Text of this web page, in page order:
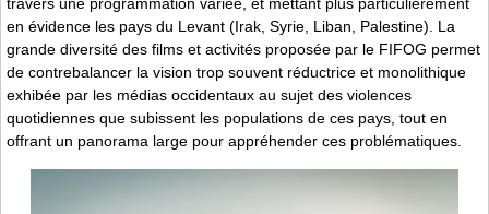
travers une programmation variée, et mettant plus particulièrement
en évidence les pays du Levant (Irak, Syrie, Liban, Palestine). La
grande diversité des films et activités proposée par le FIFOG permet
de contrebalancer la vision trop souvent réductrice et monolithique
exhibée par les médias occidentaux au sujet des violences
quotidiennes que subissent les populations de ces pays, tout en
offrant un panorama large pour appréhender ces problématiques.